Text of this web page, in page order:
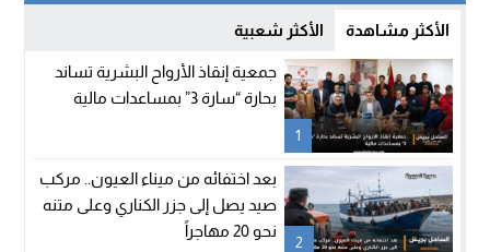
الأكثر مشاهدة الأكثر شعبية
1
جمعية إنقاذ الأرواح البشرية تساند
بحارة “سارة 3” بمساعدات مالية
2
بعد اختفائه من ميناء العيون.. مركب
صيد يصل إلى جزر الكناري وعلى متنه
نحو 20 مهاجراً